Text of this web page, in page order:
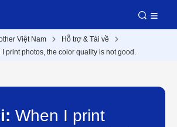
Việt Nam
Hỗ trợ & Tải về
I print photos, the color quality is not good.
When I print